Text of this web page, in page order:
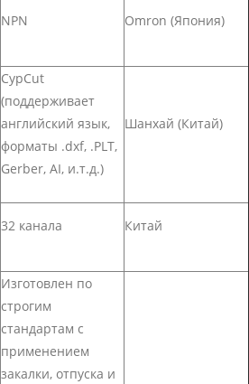
NPN Omron (Япония)
CypCut
(поддерживает
английский язык,
форматы .dxf, .PLT,
Gerber, AI, и.т.д.)
Шанхай (Китай)
32 канала Китай
Изготовлен по
строгим
стандартам с
применением
закалки, отпуска и